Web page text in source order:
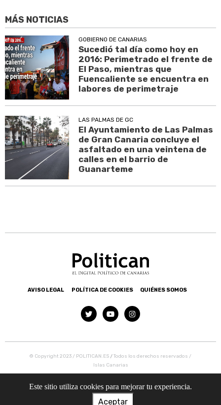
MÁS NOTICIAS
GOBIERNO DE CANARIAS
Sucedió tal día como hoy en
2016: Perimetrado el frente de
El Paso, mientras que
Fuencaliente se encuentra en
labores de perimetraje
LAS PALMAS DE GC
El Ayuntamiento de Las Palmas
de Gran Canaria concluye el
asfaltado en una veintena de
calles en el barrio de
Guanarteme
AVISO LEGAL POLÍTICA DE COOKIES QUIÉNES SOMOS
© Copyright 2023 / POLITICAN.ES /Todos los derechos reservados /
Islas Canarias
Este sitio utiliza cookies para mejorar tu experiencia.
Aceptar